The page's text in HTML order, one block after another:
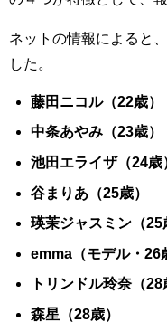
ネットの情報によると
した。
藤田ニコル（22歳）
中条あやみ（23歳）
池田エライザ（24歳
谷まりあ（25歳）
瑛茉ジャスミン（25
emma（モデル・26
トリンドル玲奈（28
森星（28歳）